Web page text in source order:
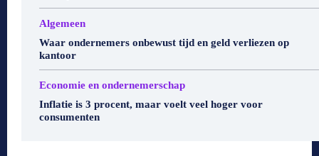
Algemeen
Waar ondernemers onbewust tijd en geld verliezen op
kantoor
Economie en ondernemerschap
Inflatie is 3 procent, maar voelt veel hoger voor
consumenten